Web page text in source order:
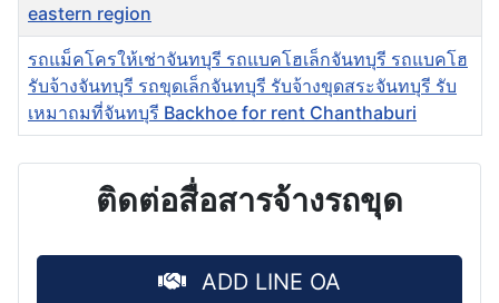
eastern region
รถแม็คโครให้เช่าจันทบุรี รถแบคโฮเล็กจันทบุรี รถแบคโฮ
รับจ้างจันทบุรี รถขุดเล็กจันทบุรี รับจ้างขุดสระจันทบุรี รับ
เหมาถมที่จันทบุรี Backhoe for rent Chanthaburi
ติดต่อสื่อสารจ้างรถขุด
ADD LINE OA